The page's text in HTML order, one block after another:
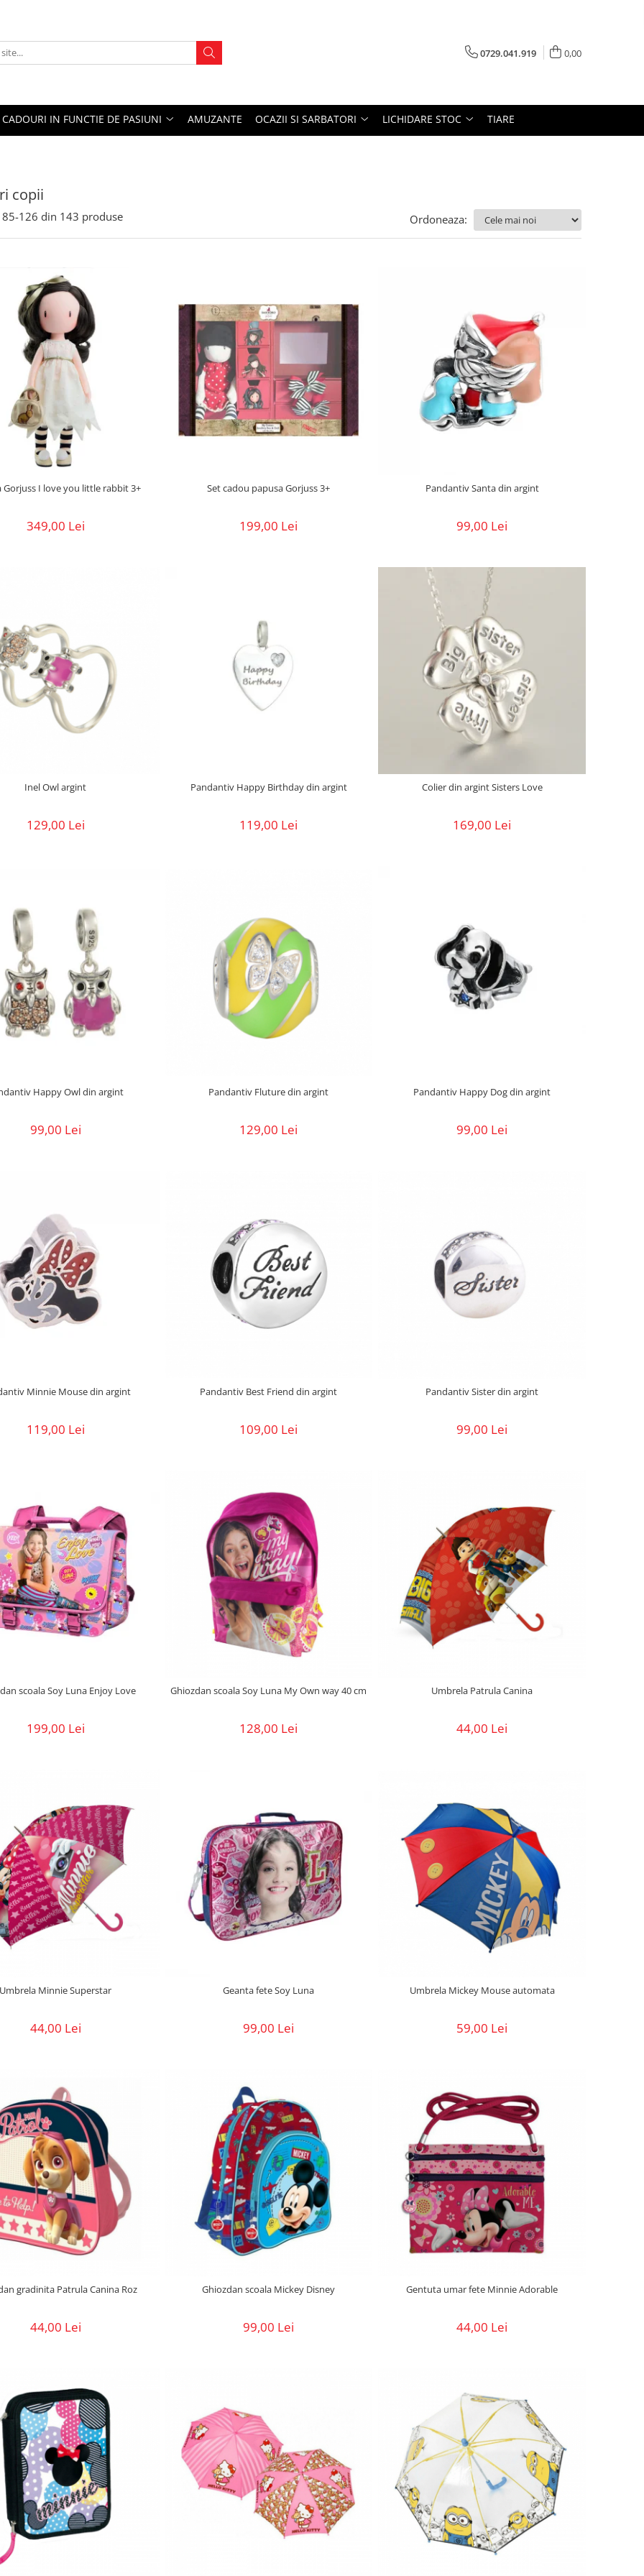
0729.041.919 0,00
CADOURI IN FUNCTIE DE PASIUNI AMUZANTE OCAZII SI SARBATORI LICHIDARE STOC TIARE
copii
85-126 din 143 produse Ordoneaza:
Gorjuss I love you little rabbit 3+
349,00 Lei
Set cadou papusa Gorjuss 3+
199,00 Lei
Pandantiv Santa din argint
99,00 Lei
Inel Owl argint
129,00 Lei
Pandantiv Happy Birthday din argint
119,00 Lei
Colier din argint Sisters Love
169,00 Lei
Happy Owl din argint
99,00 Lei
Pandantiv Fluture din argint
129,00 Lei
Pandantiv Happy Dog din argint
99,00 Lei
Minnie Mouse din argint
119,00 Lei
Pandantiv Best Friend din argint
109,00 Lei
Pandantiv Sister din argint
99,00 Lei
scoala Soy Luna Enjoy Love
199,00 Lei
Ghiozdan scoala Soy Luna My Own way 40 cm
128,00 Lei
Umbrela Patrula Canina
44,00 Lei
Umbrela Minnie Superstar
44,00 Lei
Geanta fete Soy Luna
99,00 Lei
Umbrela Mickey Mouse automata
59,00 Lei
gradinita Patrula Canina Roz
44,00 Lei
Ghiozdan scoala Mickey Disney
99,00 Lei
Gentuta umar fete Minnie Adorable
44,00 Lei